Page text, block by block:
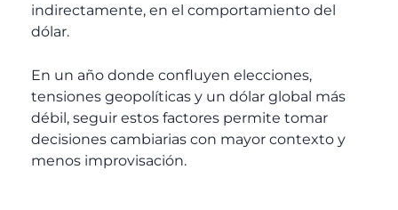
indirectamente, en el comportamiento del
dólar.
En un año donde confluyen elecciones,
tensiones geopolíticas y un dólar global más
débil, seguir estos factores permite tomar
decisiones cambiarias con mayor contexto y
menos improvisación.